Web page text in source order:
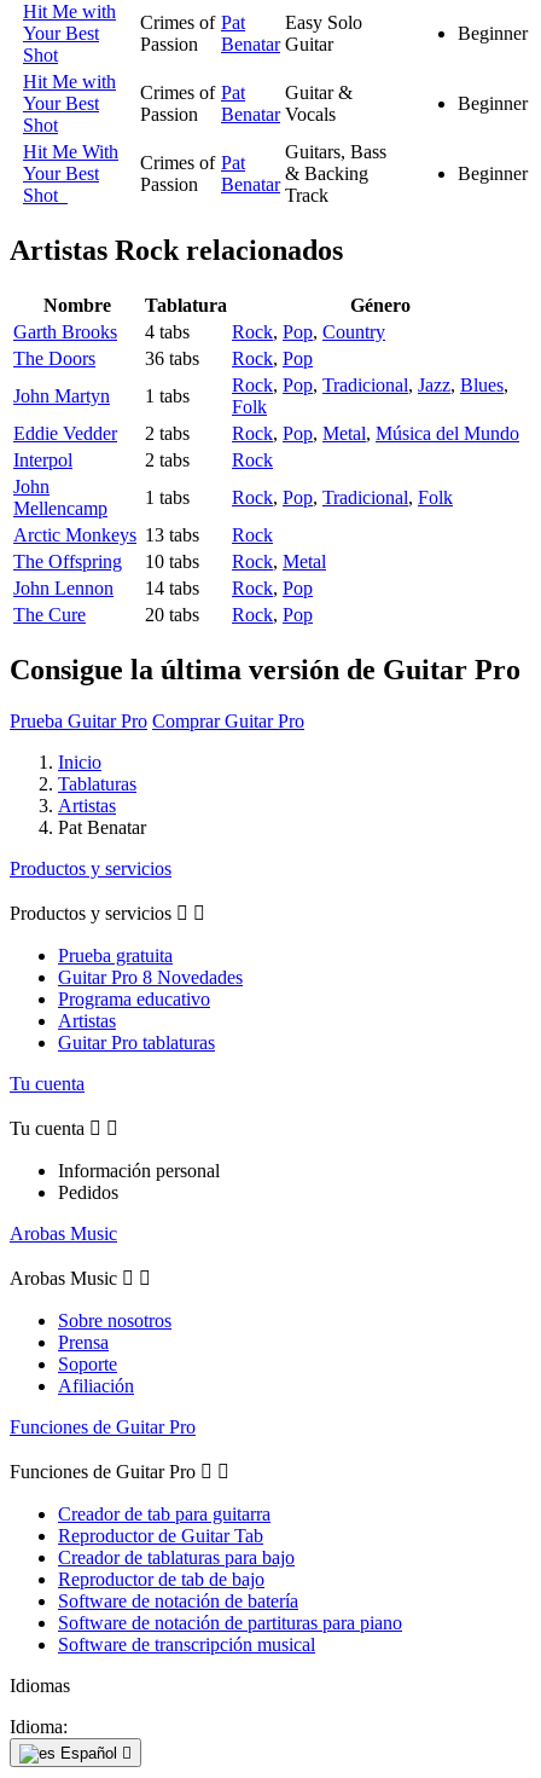
Hit Me with
Your Best
Shot
Crimes of
Passion
Pat
Benatar
Easy Solo
Guitar
Beginner
Hit Me with
Your Best
Shot
Crimes of
Passion
Pat
Benatar
Guitar &
Vocals
Beginner
Hit Me With
Your Best
Shot
Crimes of
Passion
Pat
Benatar
Guitars, Bass
& Backing
Track
Beginner
Artistas Rockrelacionados
Nombre Tablatura
Género
Garth Brooks
4 tabs Rock, Pop, Country
The Doors
36 tabs Rock, Pop
John Martyn
1 tabs
Rock, Pop, Tradicional, Jazz, Blues,
Folk
Eddie Vedder
2 tabs Rock, Pop, Metal, Música del Mundo
Interpol
2 tabs
Rock
John
Mellencamp
1 tabs Rock, Pop, Tradicional, Folk
Arctic Monkeys 13 tabs
Rock
The Offspring
10 tabs Rock, Metal
John Lennon
14 tabs Rock, Pop
The Cure
20 tabs Rock, Pop
Consigue la última versión de Guitar Pro
Prueba Guitar Pro Comprar Guitar Pro
Inicio
Tablaturas
Artistas
Pat Benatar
Productos y servicios
Productos y servicios  
Prueba gratuita
Guitar Pro 8 Novedades
Programa educativo
Artistas
Guitar Pro tablaturas
Tu cuenta
Tu cuenta  
Información personal
Pedidos
Arobas Music
Arobas Music  
Sobre nosotros
Prensa
Soporte
Afiliación
Funciones de Guitar Pro
Funciones de Guitar Pro  
Creador de tab para guitarra
Reproductor de Guitar Tab
Creador de tablaturas para bajo
Reproductor de tab de bajo
Software de notación de batería
Software de notación de partituras para piano
Software de transcripción musical
Idiomas
Idioma:
Español 